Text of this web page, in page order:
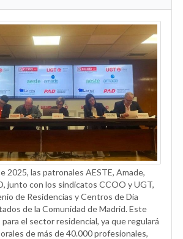
2025, las patronales AESTE, Amade,
junto con los sindicatos CCOO y UGT,
de Residencias y Centros de Día
de la Comunidad de Madrid. Este
el sector residencial, ya que regulará
de más de 40.000 profesionales,